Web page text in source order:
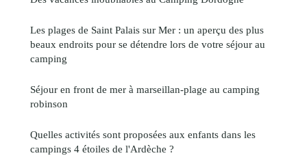
Les plages de Saint Palais sur Mer : un aperçu des plus
beaux endroits pour se détendre lors de votre séjour au
camping
Séjour en front de mer à marseillan-plage au camping
robinson
Quelles activités sont proposées aux enfants dans les
campings 4 étoiles de l'Ardèche ?